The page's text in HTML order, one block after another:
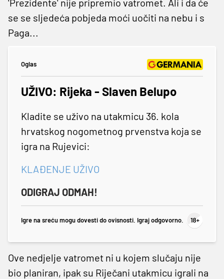
'Prezidente' nije pripremio vatromet. Ali i da će
se se sljedeća pobjeda moći uočiti na nebu i s
Paga...
Oglas
UŽIVO: Rijeka - Slaven Belupo
Kladite se uživo na utakmicu 36. kola
hrvatskog nogometnog prvenstva koja se
igra na Rujevici:
KLAĐENJE UŽIVO
ODIGRAJ ODMAH!
Igre na sreću mogu dovesti do ovisnosti. Igraj odgovorno.
Ove nedjelje vatromet ni u kojem slučaju nije
bio planiran, ipak su Riječani utakmicu igrali na